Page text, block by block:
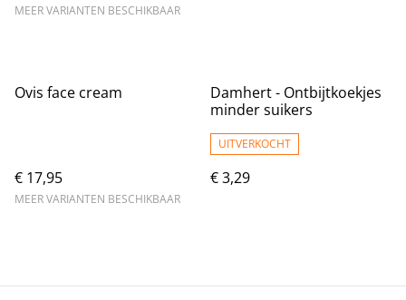
MEER VARIANTEN BESCHIKBAAR
Ovis face cream
€ 17,95
MEER VARIANTEN BESCHIKBAAR
Damhert - Ontbijtkoekjes
minder suikers
UITVERKOCHT
€ 3,29